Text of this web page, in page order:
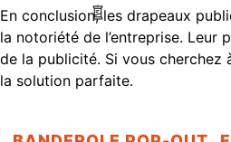
En conclusion, les drapeaux
la notoriété de l’entreprise.
de la publicité. Si vous
la solution parfaite.